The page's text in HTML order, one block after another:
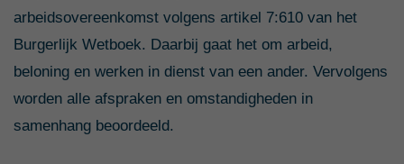
arbeidsovereenkomst volgens artikel 7:610 van het
Burgerlijk Wetboek. Daarbij gaat het om arbeid,
beloning en werken in dienst van een ander. Vervolgens
worden alle afspraken en omstandigheden in
samenhang beoordeeld.